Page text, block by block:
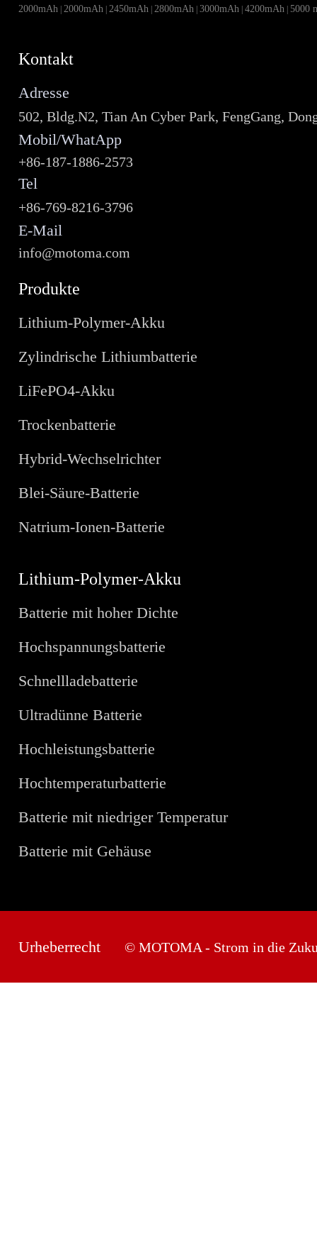
2000mAh | 2000mAh | 2450mAh | 2800mAh |3000mAh |4200mAh | 5000
Kontakt
Adresse
502, Bldg.N2, Tian An Cyber Park, FengGang,
Mobil/WhatApp
+86-187-1886-2573
Tel
+86-769-8216-3796
E-Mail
info@motoma.com
Produkte
Lithium-Polymer-Akku
Zylindrische Lithiumbatterie
LiFePO4-Akku
Trockenbatterie
Hybrid-Wechselrichter
Blei-Säure-Batterie
Natrium-Ionen-Batterie
Lithium-Polymer-Akku
Batterie mit hoher Dichte
Hochspannungsbatterie
Schnellladebatterie
Ultradünne Batterie
Hochleistungsbatterie
Hochtemperaturbatterie
Batterie mit niedriger Temperatur
Batterie mit Gehäuse
Urheberrecht © MOTOMA - Strom in die